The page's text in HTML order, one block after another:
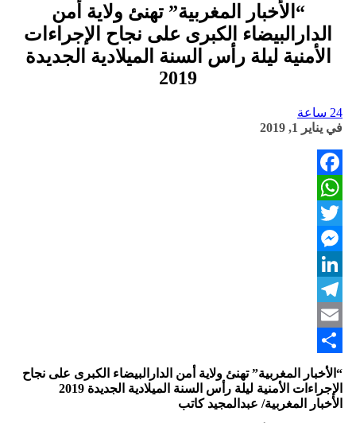
“الأخبار المغربية” تهنئ ولاية أمن
الدارالبيضاء الكبرى على نجاح الإجراءات
الأمنية ليلة رأس السنة الميلادية الجديدة
2019
24 ساعة
في يناير 1, 2019
Facebook
WhatsApp
Twitter
Messenger
LinkedIn
Telegram
Email
Share
“الأخبار المغربية” تهنئ ولاية أمن الدارالبيضاء الكبرى على نجاح
الإجراءات الأمنية ليلة رأس السنة الميلادية الجديدة 2019
الأخبار المغربية/ عبدالمجيد كاتب